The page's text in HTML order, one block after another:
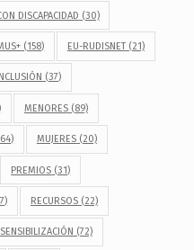
DISCAPACIDAD (30)
(158) EU-RUDISNET(21)
INCLUSIÓN (37)
MENORES(89)
MUJERES(20)
PREMIOS (31)
RECURSOS(22)
SENSIBILIZACIÓN (72)